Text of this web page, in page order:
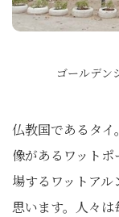
ゴールデン
仏教国であるタ
像があるワット
場するワットア
思います。人々